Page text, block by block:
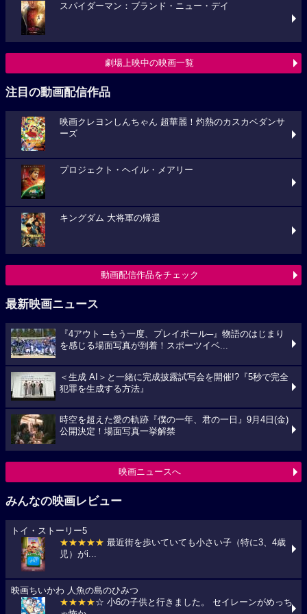
スパイダーマン：ブランド・ニュー・デイ
劇場上映中の映画一覧
注目の動画配信作品
映画クレヨンしんちゃん 超華麗！灼熱のカスカベダンサ
ーズ
プロジェクト・ヘイル・メアリー
キングダム 大将軍の帰還
動画配信作品をチェック
最新映画ニュース
『4アウト ─もう一度、プレイボール─』物語のはじまり
を感じる場面写真が到着！スポーツイベ...
＜生成 AI＞と一緒に完成披露試写会を開催!?『5秒で完全
犯罪を生成する方法』
時空を超えた愛の軌跡『僕の一年、君の一日』9月4日(金)
公開決定！場面写真一挙解禁
映画ニュースへ
みんなの映画レビュー
トイ・ストーリー5
★★★★★ 最近街を歩いていても小さい子（特に3、4歳
児）がi...
映画ちいかわ 人魚の島のひみつ
★★★★☆ 小6の子供と行きました。 セイレーンがめっち